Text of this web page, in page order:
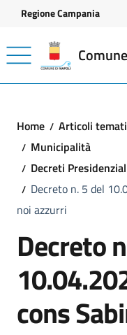
Vai ai contenuti
Vai al footer
Regione Campania
Home Articoli
Municipalità
Decreti
Decreto n. 5 del
noi azzurri
Decreto
cons